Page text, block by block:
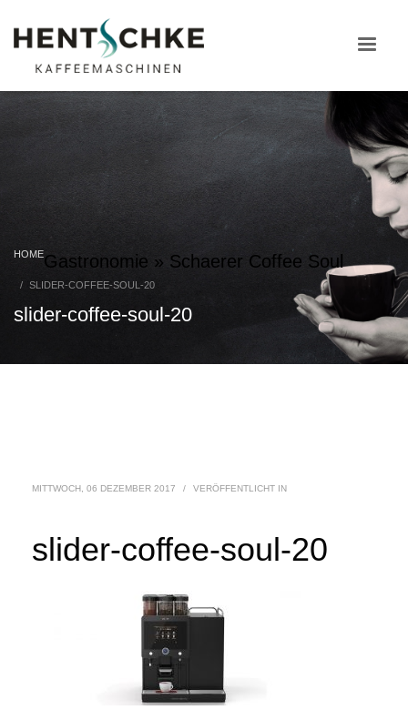
HOMEGastronomie » Schaerer Coffee Soul
SLIDER-COFFEE-SOUL-20
slider-coffee-soul-20
MITTWOCH, 06 DEZEMBER 2017 / VERÖFFENTLICHT IN
slider-coffee-soul-20